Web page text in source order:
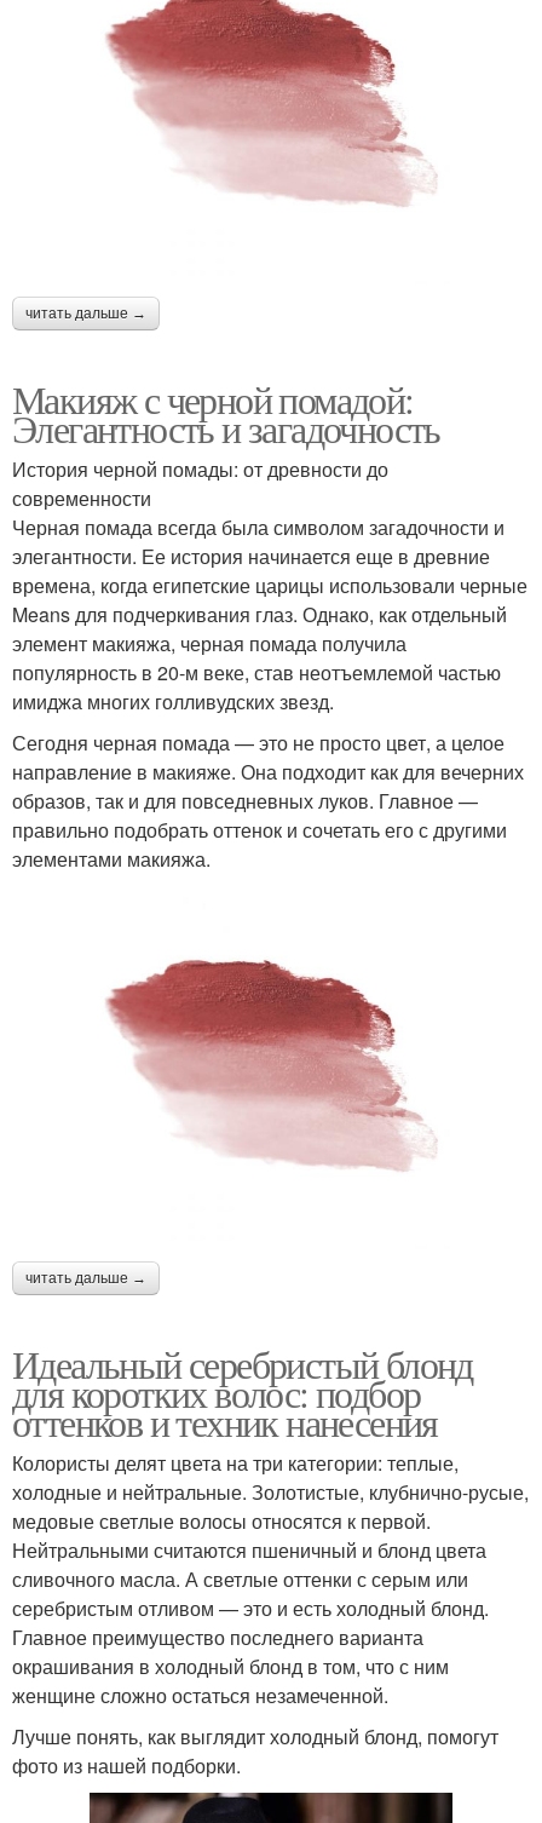
читать дальше →
Макияж с черной помадой:
Элегантность и загадочность
История черной помады: от древности до
современности
Черная помада всегда была символом загадочности и
элегантности. Ее история начинается еще в древние
времена, когда египетские царицы использовали черные
Means для подчеркивания глаз. Однако, как отдельный
элемент макияжа, черная помада получила
популярность в 20-м веке, став неотъемлемой частью
имиджа многих голливудских звезд.
Сегодня черная помада — это не просто цвет, а целое
направление в макияже. Она подходит как для вечерних
образов, так и для повседневных луков. Главное —
правильно подобрать оттенок и сочетать его с другими
элементами макияжа.
читать дальше →
Идеальный серебристый блонд
для коротких волос: подбор
оттенков и техник нанесения
Колористы делят цвета на три категории: теплые,
холодные и нейтральные. Золотистые, клубнично-русые,
медовые светлые волосы относятся к первой.
Нейтральными считаются пшеничный и блонд цвета
сливочного масла. А светлые оттенки с серым или
серебристым отливом — это и есть холодный блонд.
Главное преимущество последнего варианта
окрашивания в холодный блонд в том, что с ним
женщине сложно остаться незамеченной.
Лучше понять, как выглядит холодный блонд, помогут
фото из нашей подборки.